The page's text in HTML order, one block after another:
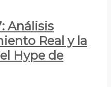
Análisis
Real y la
Hype de